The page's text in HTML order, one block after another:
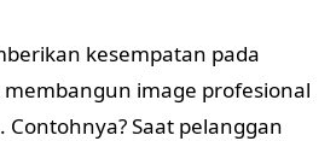
kesempatan pada
image profesional
Saat pelanggan